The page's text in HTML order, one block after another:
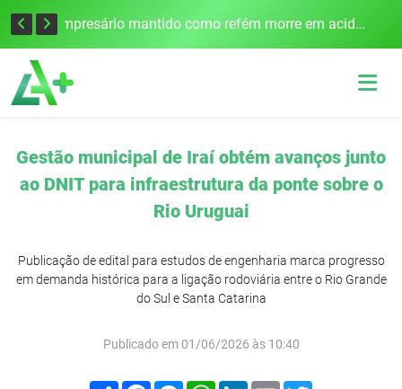
Edital para construção de ponte entre Itapiranga e Barra do Guarita deve ser lançado no segundo semestre Empresário mantido como refém morre em acidente após assalto em Cerro Largo
Gestão municipal de Iraí obtém avanços junto
ao DNIT para infraestrutura da ponte sobre o
Rio Uruguai
Publicação de edital para estudos de engenharia marca progresso
em demanda histórica para a ligação rodoviária entre o Rio Grande
do Sul e Santa Catarina
Publicado em 01/06/2026 às 10:40